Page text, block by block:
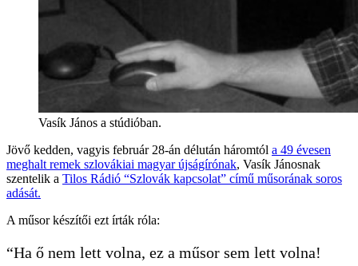
Vasík János a stúdióban.
Jövő kedden, vagyis február 28-án délután háromtól a 49 évesen
meghalt remek szlovákiai magyar újságírónak, Vasík Jánosnak
szentelik a Tilos Rádió “Szlovák kapcsolat” című műsorának soros
adását.
A műsor készítői ezt írták róla:
“Ha ő nem lett volna, ez a műsor sem lett volna!